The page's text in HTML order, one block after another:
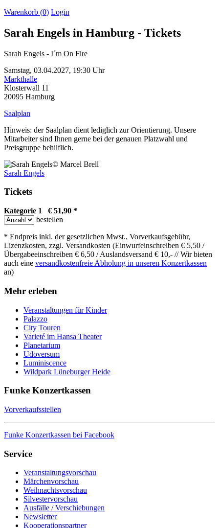
Warenkorb (0) Login
Sarah Engels in Hamburg - Tickets
Sarah Engels - I´m On Fire
Samstag, 03.04.2027, 19:30 Uhr
Markthalle
Klosterwall 11
20095 Hamburg
Saalplan
Hinweis: der Saalplan dient lediglich zur Orientierung. Unsere
Mitarbeiter sind Ihnen gerne bei der genauen Platzwahl und
Preisgruppe behilflich.
© Marcel Brell
Sarah Engels
Tickets
Kategorie 1 € 51,90 *
bestellen
* Endpreis inkl. der gesetzlichen Mwst., Vorverkaufsgebühr,
Lizenzkosten, zzgl. Versandkosten (Einwurfeinschreiben € 5,50 /
Übergabeeinschreiben € 6,50 / Auslandsversand € 10,- // Wir bieten
auch eine versandkostenfreie Abholung in unseren Konzertkassen
an)
Mehr erleben
Veranstaltungen für Kinder
Palazzo
City Touren
Varieté im Hansa Theater
Planetarium
Udoversum
Luminiscence
Wildpark Lüneburger Heide
Funke Konzertkassen
Vorverkaufsstellen
Funke Konzertkassen bei Facebook
Service
Veranstaltungsvorschau
Märchenvorschau
Weihnachtsvorschau
Silvestervorschau
Ausfälle / Verschiebungen
Newsletter
Kooperationspartner